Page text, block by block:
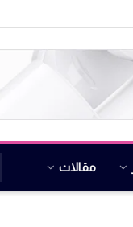
مقالات